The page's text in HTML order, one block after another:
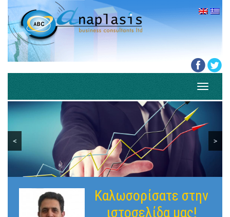
Toggle
< >
Καλωσορίσατε στην
ιστοσελίδα μας!